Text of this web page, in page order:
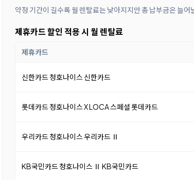
약정 기간이 길수록 월 렌탈료는 낮아지지만 총 납부금은 늘
제휴카드 할인 적용 시 월 렌탈료
제휴카드
신한카드 청호나이스 신한카드
롯데카드 청호나이스 X LOCA 스페셜 롯데카드
우리카드 청호나이스 우리카드 Ⅱ
KB국민카드 청호나이스 Ⅱ KB국민카드